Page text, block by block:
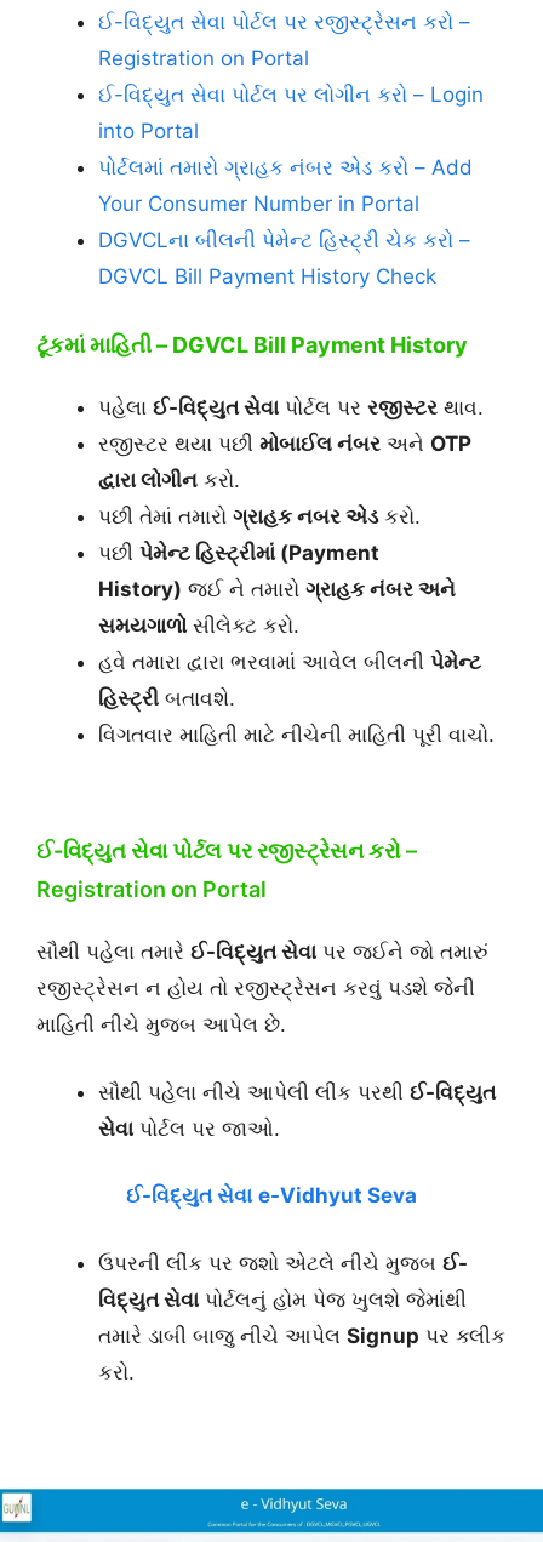
ઈ-વિદ્યુત સેવા પોર્ટલ પર રજીસ્ટ્રેસન કરો –
Registration on Portal
ઈ-વિદ્યુત સેવા પોર્ટલ પર લોગીન કરો – Login
into Portal
પોર્ટલમાં તમારો ગ્રાહક નંબર એડ કરો – Add
Your Consumer Number in Portal
DGVCLના બીલની પેમેન્ટ હિસ્ટ્રી ચેક કરો –
DGVCL Bill Payment History Check
ટૂંકમાં માહિતી – DGVCL Bill Payment History
પહેલા ઈ-વિદ્યુત સેવાપોર્ટલ પર રજીસ્ટર થાવ.
રજીસ્ટર થયા પછી મોબાઈલ નંબર અને OTP
દ્વારા લોગીન કરો.
પછી તેમાં તમારો ગ્રાહક નબર એડકરો.
પછી પેમેન્ટ હિસ્ટ્રીમાં (Payment
History) જઈ ને તમારો ગ્રાહક નંબર અને
સમયગાળોસીલેક્ટ કરો.
હવે તમારા દ્વારા ભરવામાં આવેલ બીલની પેમેન્ટ
હિસ્ટ્રી બતાવશે.
વિગતવાર માહિતી માટે નીચેની માહિતી પૂરી વાચો.
ઈ-વિદ્યુત સેવાપોર્ટલ પર રજીસ્ટ્રેસન કરો –
Registration on Portal
સૌથી પહેલા તમારે ઈ-વિદ્યુત સેવાપર જઈને જો તમારું
રજીસ્ટ્રેસન ન હોય તો રજીસ્ટ્રેસન કરવું પડશે જેની
માહિતી નીચે મુજબ આપેલ છે.
સૌથી પહેલા નીચે આપેલી લીંક પરથી ઈ-વિદ્યુત
સેવાપોર્ટલ પર જાઓ.
ઈ-વિદ્યુત સેવા e-Vidhyut Seva
ઉપરની લીંક પર જશો એટલે નીચે મુજબ ઈ-
વિદ્યુત સેવાપોર્ટલનું હોમ પેજ ખુલશે જેમાંથી
તમારે ડાબી બાજુ નીચે આપેલ Signup પર ક્લીક
કરો.